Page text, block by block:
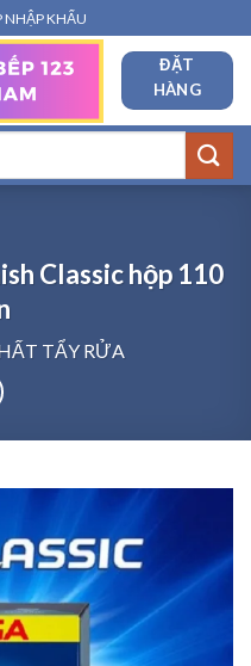
NHẬP KHẨU
ĐẶT
HÀNG
Classic hộp 110
TẨY RỬA